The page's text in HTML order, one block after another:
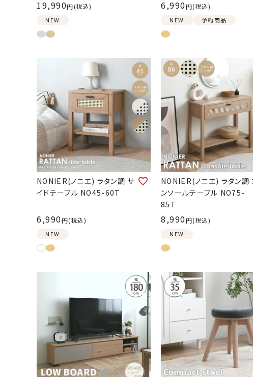
19,990
税込
NEW
6,990
税込
NEW
予約商品
NONIER(ノニエ) ラタン調 サ
イドテーブル NO45-60T
6,990
税込
NEW
NONIER(ノニエ) ラタン調
ンソールテーブル NO75-
85T
8,990
税込
NEW